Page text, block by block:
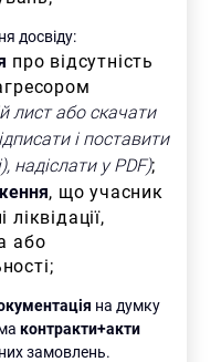
досвіду:
про відсутність
лист або скачати
і поставити
надіслати у PDF);
, що учасник
або
на думку
контракти+акти
замовлень.